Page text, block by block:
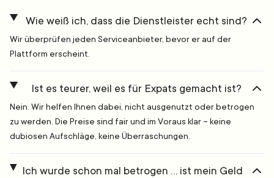
Wie weiß ich, dass die Dienstleister echt sind?
Wir überprüfen jeden Serviceanbieter, bevor er auf der
Plattform erscheint.
Ist es teurer, weil es für Expats gemacht ist?
Nein. Wir helfen Ihnen dabei, nicht ausgenutzt oder betrogen
zu werden. Die Preise sind fair und im Voraus klar – keine
dubiosen Aufschläge, keine Überraschungen.
Ich wurde schon mal betrogen … ist mein Geld